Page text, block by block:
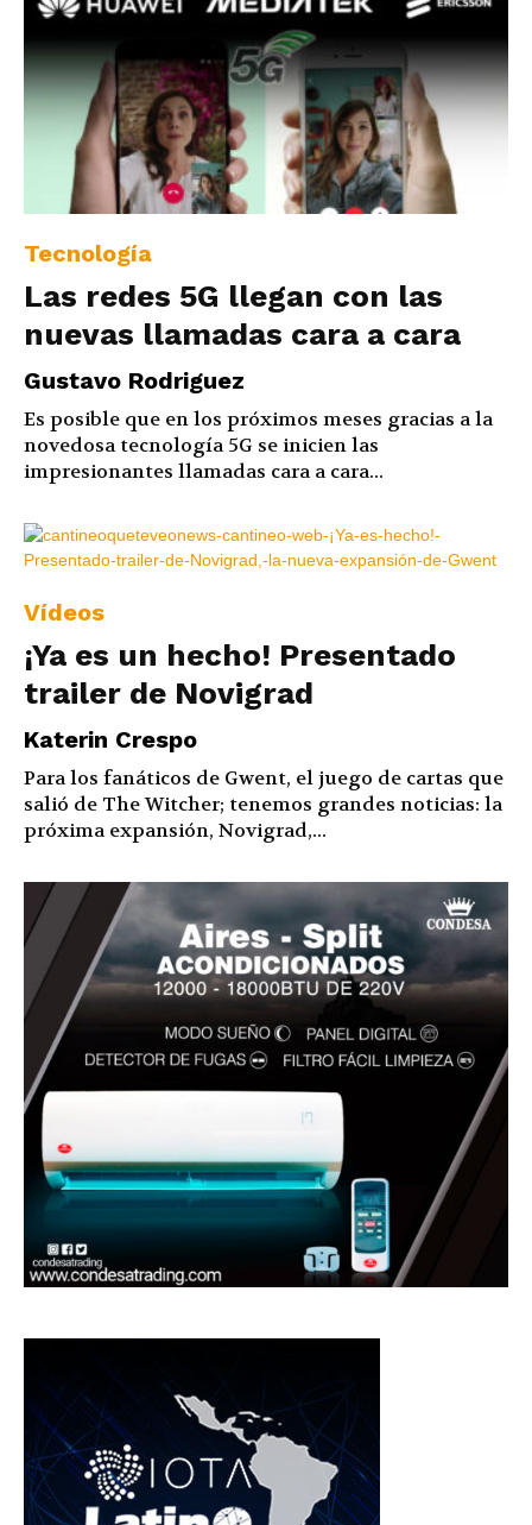
Tecnología
Las redes 5G llegan con las
nuevas llamadas cara a cara
Gustavo Rodriguez
Es posible que en los próximos meses gracias a la
novedosa tecnología 5G se inicien las
impresionantes llamadas cara a cara...
Vídeos
¡Ya es un hecho! Presentado
trailer de Novigrad
Katerin Crespo
Para los fanáticos de Gwent, el juego de cartas que
salió de The Witcher; tenemos grandes noticias: la
próxima expansión, Novigrad,...